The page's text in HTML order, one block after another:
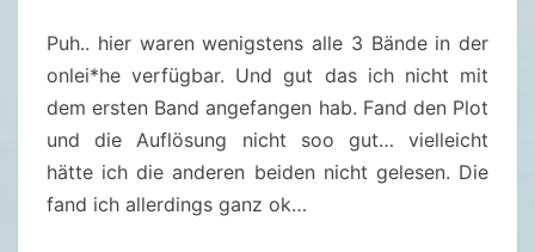
E
I
N
S
C
H
Puh.. hier waren wenigstens alle 3 Bände in der
onlei*he verfügbar. Und gut das ich nicht mit
dem ersten Band angefangen hab. Fand den Plot
und die Auflösung nicht soo gut… vielleicht
hätte ich die anderen beiden nicht gelesen. Die
fand ich allerdings ganz ok…